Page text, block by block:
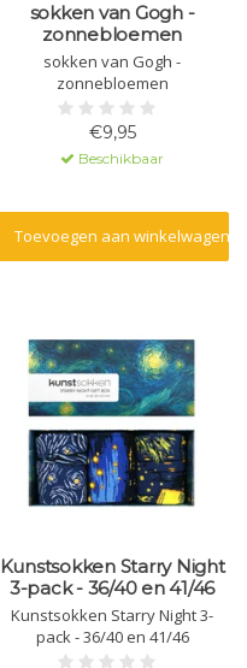
sokken van Gogh -
zonnebloemen
sokken van Gogh -
zonnebloemen
€9,95
Beschikbaar
Toevoegen aan winkelwagen
Kunstsokken Starry Night
3-pack - 36/40 en 41/46
Kunstsokken Starry Night 3-
pack - 36/40 en 41/46